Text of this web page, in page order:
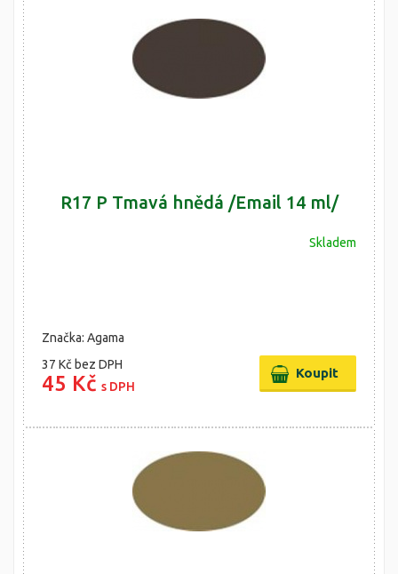
R17 P Tmavá hnědá /Email 14 ml/
Skladem
Značka: Agama
37 Kč bez DPH
45 Kč s DPH